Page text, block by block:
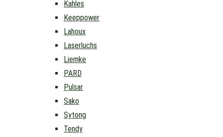
Kahles
Keeppower
Lahoux
Laserluchs
Liemke
PARD
Pulsar
Sako
Sytong
Tendy